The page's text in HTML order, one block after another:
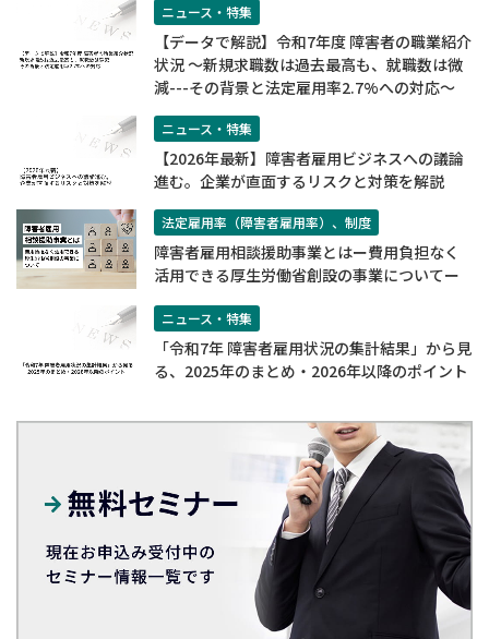
ニュース・特集
【データで解説】令和7年度 障害者の職業紹介
状況 ～新規求職数は過去最高も、就職数は微
減---その背景と法定雇用率2.7%への対応～
ニュース・特集
【2026年最新】障害者雇用ビジネスへの議論
進む。企業が直面するリスクと対策を解説
法定雇用率（障害者雇用率）、制度
障害者雇用相談援助事業とはー費用負担なく
活用できる厚生労働省創設の事業についてー
ニュース・特集
「令和7年 障害者雇用状況の集計結果」から見
る、2025年のまとめ・2026年以降のポイント